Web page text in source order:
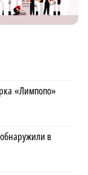
«Лимпопо»
в